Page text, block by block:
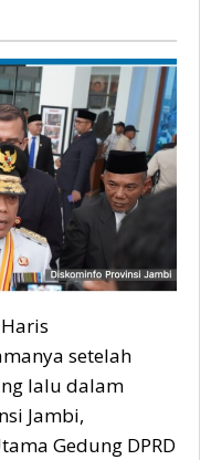
setelah
lalu dalam
Jambi,
Gedung DPRD